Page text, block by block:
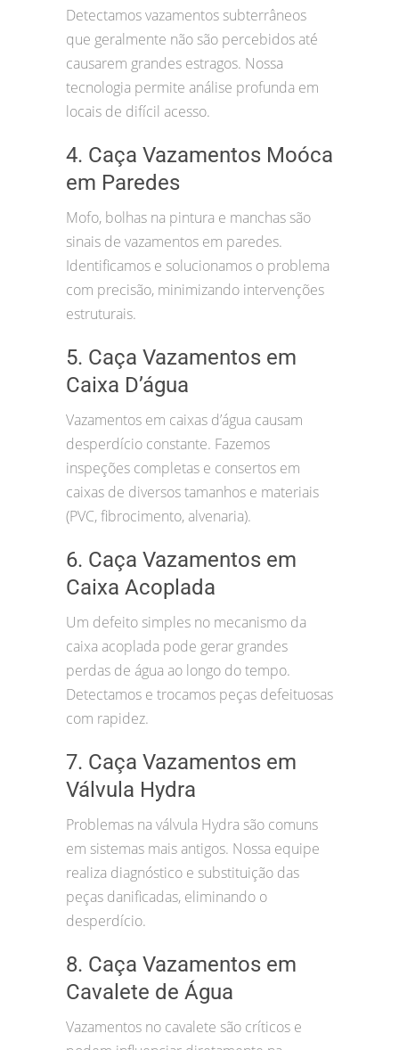
Detectamos vazamentos subterrâneos
que geralmente não são percebidos até
causarem grandes estragos. Nossa
tecnologia permite análise profunda em
locais de difícil acesso.
4. Caça Vazamentos Moóca
em Paredes
Mofo, bolhas na pintura e manchas são
sinais de vazamentos em paredes.
Identificamos e solucionamos o problema
com precisão, minimizando intervenções
estruturais.
5. Caça Vazamentos em
Caixa D’água
Vazamentos em caixas d’água causam
desperdício constante. Fazemos
inspeções completas e consertos em
caixas de diversos tamanhos e materiais
(PVC, fibrocimento, alvenaria).
6. Caça Vazamentos em
Caixa Acoplada
Um defeito simples no mecanismo da
caixa acoplada pode gerar grandes
perdas de água ao longo do tempo.
Detectamos e trocamos peças defeituosas
com rapidez.
7. Caça Vazamentos em
Válvula Hydra
Problemas na válvula Hydra são comuns
em sistemas mais antigos. Nossa equipe
realiza diagnóstico e substituição das
peças danificadas, eliminando o
desperdício.
8. Caça Vazamentos em
Cavalete de Água
Vazamentos no cavalete são críticos e